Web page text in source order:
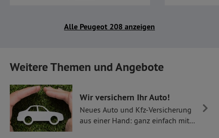
Alle Peugeot 208 anzeigen
Weitere Themen und Angebote
Wir versichern Ihr Auto!
Neues Auto und Kfz-Versicherung
aus einer Hand: ganz einfach mit